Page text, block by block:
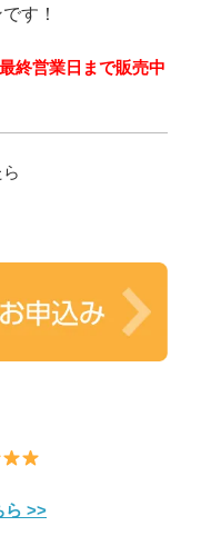
す！
終営業日まで販売中
ら >>